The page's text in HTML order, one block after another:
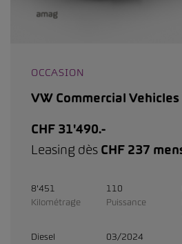
OCCASION
VW Commercial
CHF 31'490.-
Leasing dès CHF 237
8'451
Kilométrage
110
Puissance
Diesel
03/2024